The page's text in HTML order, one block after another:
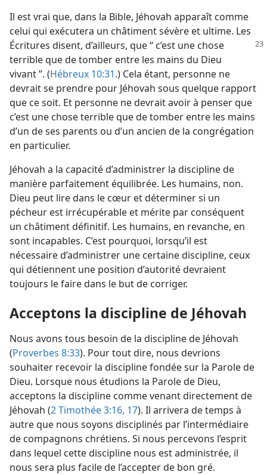
Il est vrai que, dans la Bible, Jéhovah apparaît comme
celui qui exécutera un châtiment sévère et ultime. Les
Écritures disent, d’ailleurs, que “ c’est une chose
terrible que de tomber entre les mains du Dieu
vivant ”. (Hébreux 10:31.) Cela étant, personne ne
devrait se prendre pour Jéhovah sous quelque rapport
que ce soit. Et personne ne devrait avoir à penser que
c’est une chose terrible que de tomber entre les mains
d’un de ses parents ou d’un ancien de la congrégation
en particulier.
Jéhovah a la capacité d’administrer la discipline de
manière parfaitement équilibrée. Les humains, non.
Dieu peut lire dans le cœur et déterminer si un
pécheur est irrécupérable et mérite par conséquent
un châtiment définitif. Les humains, en revanche, en
sont incapables. C’est pourquoi, lorsqu’il est
nécessaire d’administrer une certaine discipline, ceux
qui détiennent une position d’autorité devraient
toujours le faire dans le but de corriger.
Acceptons la discipline de Jéhovah
Nous avons tous besoin de la discipline de Jéhovah
(Proverbes 8:33). Pour tout dire, nous devrions
souhaiter recevoir la discipline fondée sur la Parole de
Dieu. Lorsque nous étudions la Parole de Dieu,
acceptons la discipline comme venant directement de
Jéhovah (2 Timothée 3:16, 17). Il arrivera de temps à
autre que nous soyons disciplinés par l’intermédiaire
de compagnons chrétiens. Si nous percevons l’esprit
dans lequel cette discipline nous est administrée, il
nous sera plus facile de l’accepter de bon gré.